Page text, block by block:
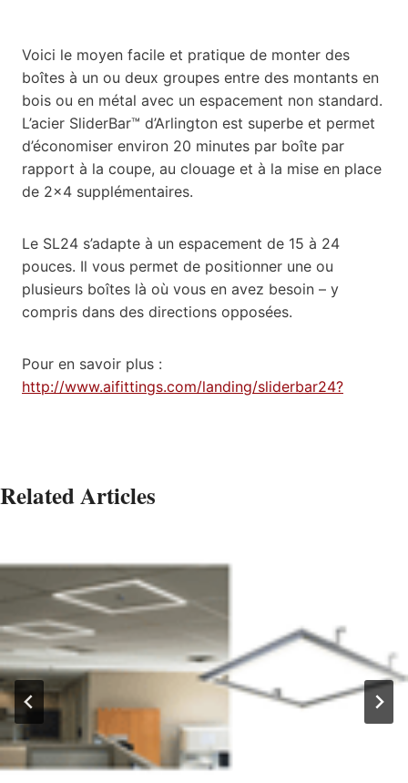
Voici le moyen facile et pratique de monter des
boîtes à un ou deux groupes entre des montants en
bois ou en métal avec un espacement non standard.
L’acier SliderBar™ d’Arlington est superbe et permet
d’économiser environ 20 minutes par boîte par
rapport à la coupe, au clouage et à la mise en place
de 2×4 supplémentaires.
Le SL24 s’adapte à un espacement de 15 à 24
pouces. Il vous permet de positionner une ou
plusieurs boîtes là où vous en avez besoin – y
compris dans des directions opposées.
Pour en savoir plus :
http://www.aifittings.com/landing/sliderbar24?
Related Articles